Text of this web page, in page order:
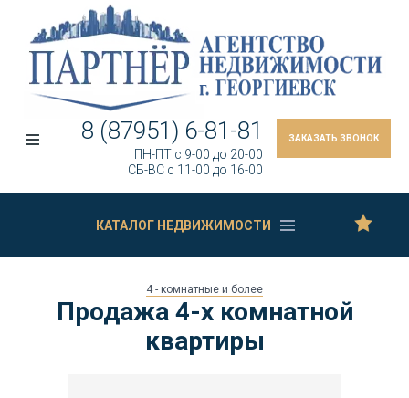
ЗАКАЗАТЬ ЗВОНОК
8 (87951) 6-81-81
ПН-ПТ c 9-00 до 20-00
СБ-ВС c 11-00 до 16-00
КАТАЛОГ НЕДВИЖИМОСТИ
4 - комнатные и более
Продажа 4-х комнатной
квартиры